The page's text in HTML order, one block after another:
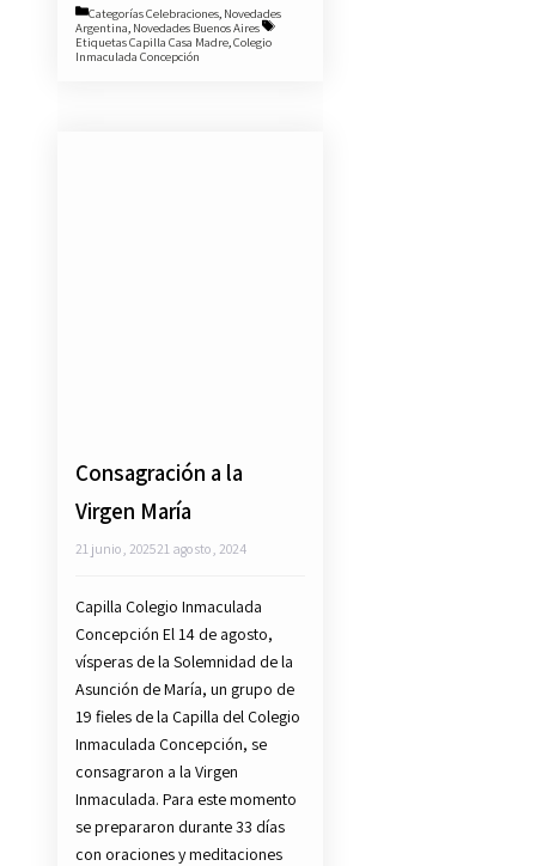
CategoríasCelebraciones, Novedades
Argentina, Novedades Buenos Aires
EtiquetasCapilla Casa Madre,Colegio
Inmaculada Concepción
Consagración a la
Virgen María
21 junio, 202521 agosto, 2024
Capilla Colegio Inmaculada
Concepción El 14 de agosto,
vísperas de la Solemnidad de la
Asunción de María, un grupo de
19 fieles de la Capilla del Colegio
Inmaculada Concepción, se
consagraron a la Virgen
Inmaculada. Para este momento
se prepararon durante 33 días
con oraciones y meditaciones